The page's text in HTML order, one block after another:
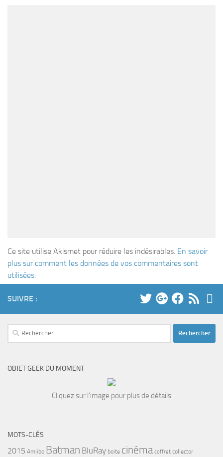
Ce site utilise Akismet pour réduire les indésirables. En savoir
plus sur comment les données de vos commentaires sont
utilisées
SUIVRE :
Rechercher :
OBJET GEEK DU MOMENT
Cliquez sur l'image pour plus de détails
MOTS-CLÉS
2015 Amiibo Batman BluRay boite cinéma coffret collector